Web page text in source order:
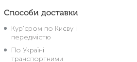
Способи доставки
Кур'єром по Києву і
передмістю
По Україні
транспортними